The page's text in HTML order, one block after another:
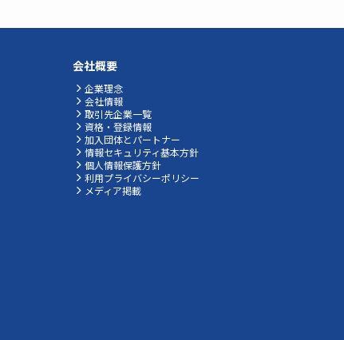
会社概要
企業理念
会社情報
取引先企業一覧
資格・登録情報
加入団体とパートナー
情報セキュリティ基本方針
個人情報保護方針
利用プライバシーポリシー
メディア掲載